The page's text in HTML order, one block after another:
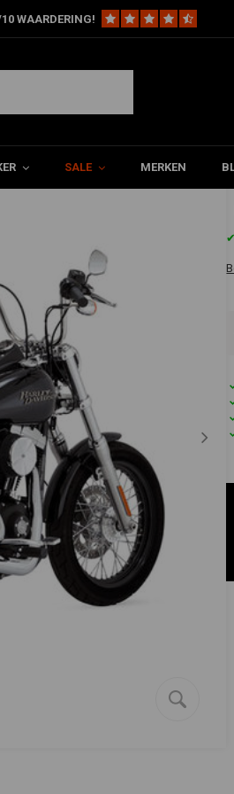
WAARDERING!
SALE MERKEN
2-2 uitlaat 06-17 Dyna